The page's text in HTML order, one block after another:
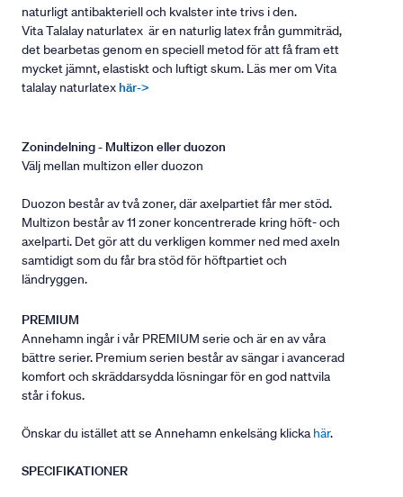
naturligt antibakteriell och kvalster inte trivs i den.
Vita Talalay naturlatex är en naturlig latex från gummiträd,
det bearbetas genom en speciell metod för att få fram ett
mycket jämnt, elastiskt och luftigt skum. Läs mer om Vita
talalay naturlatexhär->
Zonindelning - Multizon eller duozon
Välj mellan multizon eller duozon
Duozon består av två zoner, där axelpartiet får mer stöd.
Multizon består av 11 zoner koncentrerade kring höft- och
axelparti. Det gör att du verkligen kommer ned med axeln
samtidigt som du får bra stöd för höftpartiet och
ländryggen.
PREMIUM
Annehamn ingår i vår PREMIUM serie och är en av våra
bättre serier. Premium serien består av sängar i avancerad
komfort och skräddarsydda lösningar för en god nattvila
står i fokus.
Önskar du istället att se Annehamn enkelsäng klicka här.
SPECIFIKATIONER